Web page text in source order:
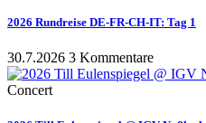
2026 Rundreise DE-FR-CH-IT: Tag 1
30.7.2026 3 Kommentare
Concert